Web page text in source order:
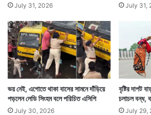
স্বাস্থ্যকেন্দ্রে পেটের গোলমালের
July 31, 2026 July 31,
ভয় নেই, এগোতে থাকা বাসের সামনে দাঁড়িয়ে
পড়লেন লেডি সিংহম বলে পরিচিত এসিপি
July 30, 2026
বৃষ্টির দাপট
চলাচল বন্ধ,
July 29,